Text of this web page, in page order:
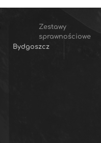
Zestawy
sprawnościowe
Bydgoszcz